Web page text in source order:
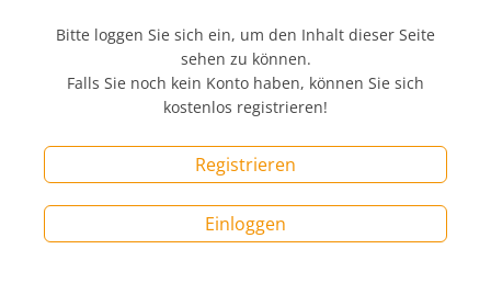
Bitte loggen Sie sich ein, um den Inhalt dieser Seite
sehen zu können.
Falls Sie noch kein Konto haben, können Sie sich
kostenlos registrieren!
Registrieren
Einloggen